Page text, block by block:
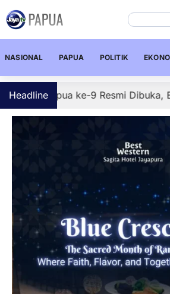
NASIONAL PAPUA POLITIK
Headline
ke-9 Resmi Dibuka, BI Dorong